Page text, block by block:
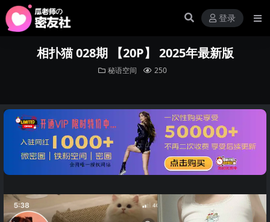
登录
相扑猫 028期 【20P】 2025年最新版
秘语空间 250